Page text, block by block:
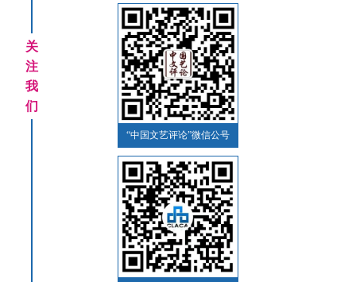
关
注
我
们
“中国文艺评论”微信公号